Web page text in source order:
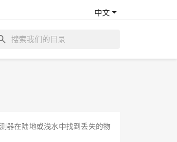
中文
器在陆地或浅水中找到丢失的物